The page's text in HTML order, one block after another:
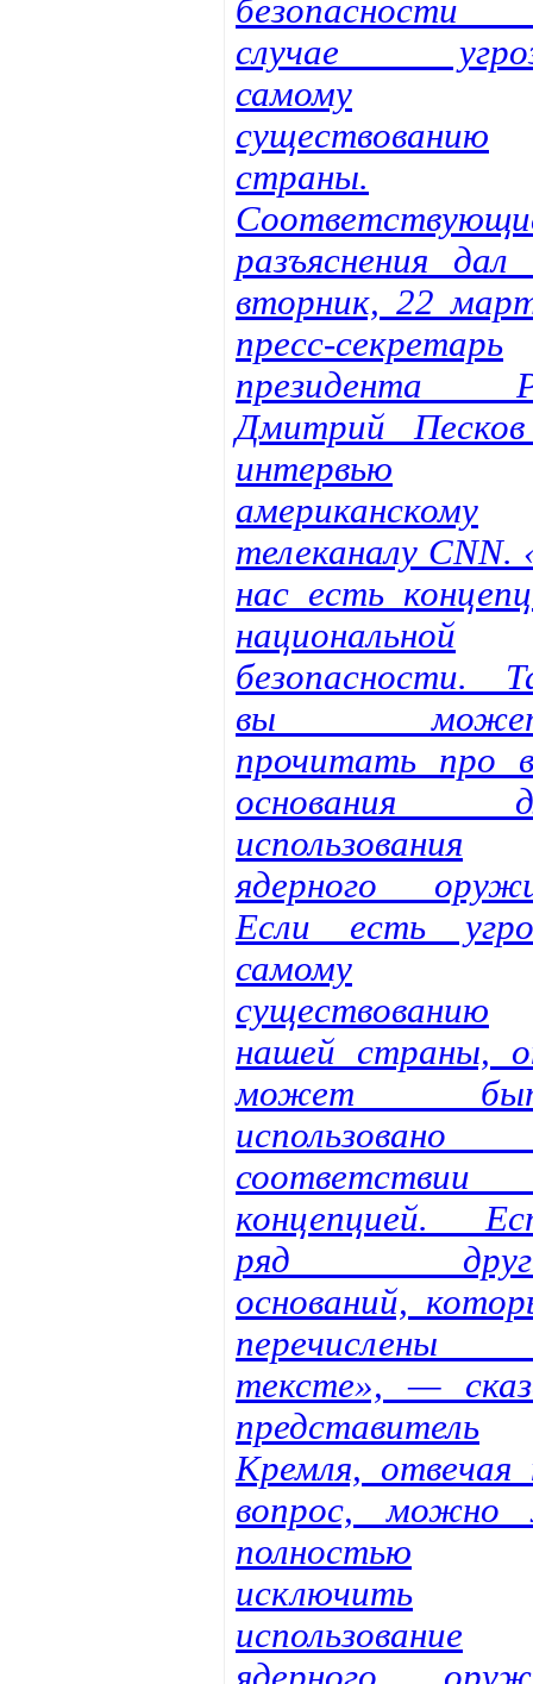
случае
самому
существованию
страны.
разъяснения дал
вторник, 22
пресс-секретарь
президента
Дмитрий
интервью
американскому
телеканалу CNN.
нас есть
национальной
безопасности.
вы
прочитать про
основания
использования
ядерного
Если есть
самому
существованию
нашей страны,
может
концепцией.
ряд
оснований,
тексте», —
представитель
Кремля, отвечая
вопрос, можно
полностью
исключить
использование